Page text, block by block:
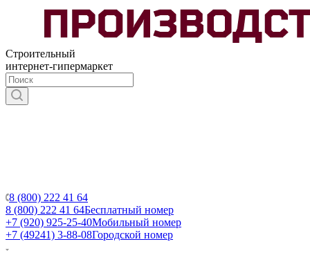
Строительный
интернет-гипермаркет
8 (800) 222 41 64
8 (800) 222 41 64Бесплатный номер
+7 (920) 925-25-40Мобильный номер
+7 (49241) 3-88-08Городской номер